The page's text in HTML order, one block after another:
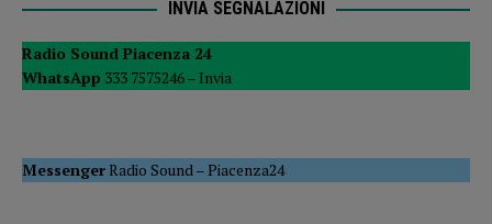
INVIA SEGNALAZIONI
Radio Sound Piacenza 24
WhatsApp 333 7575246 – Invia
MessengerRadio Sound –Piacenza24